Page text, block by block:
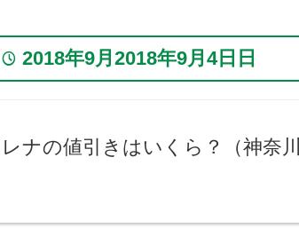
time 2018年9月2018年9月4日日
ナの値引きはいくら？（神奈川